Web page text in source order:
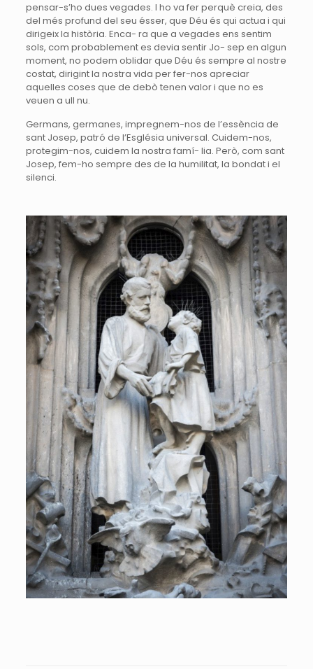
pensar-s’ho dues vegades. I ho va fer perquè creia, des
del més profund del seu ésser, que Déu és qui actua i qui
dirigeix la història. Enca- ra que a vegades ens sentim
sols, com probablement es devia sentir Jo- sep en algun
moment, no podem oblidar que Déu és sempre al nostre
costat, dirigint la nostra vida per fer-nos apreciar
aquelles coses que de debò tenen valor i que no es
veuen a ull nu.
Germans, germanes, impregnem-nos de l’essència de
sant Josep, patró de l’Església universal. Cuidem-nos,
protegim-nos, cuidem la nostra famí- lia. Però, com sant
Josep, fem-ho sempre des de la humilitat, la bondat i el
silenci.